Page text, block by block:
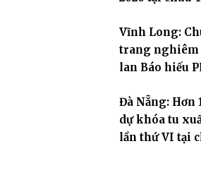
Vĩnh Long:
trang nghiêm
lan Báo hiếu
Đà Nẵng: Hơn
dự khóa tu
lần thứ VI tại